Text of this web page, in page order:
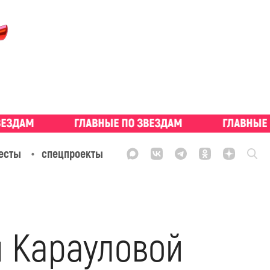
спецпроекты